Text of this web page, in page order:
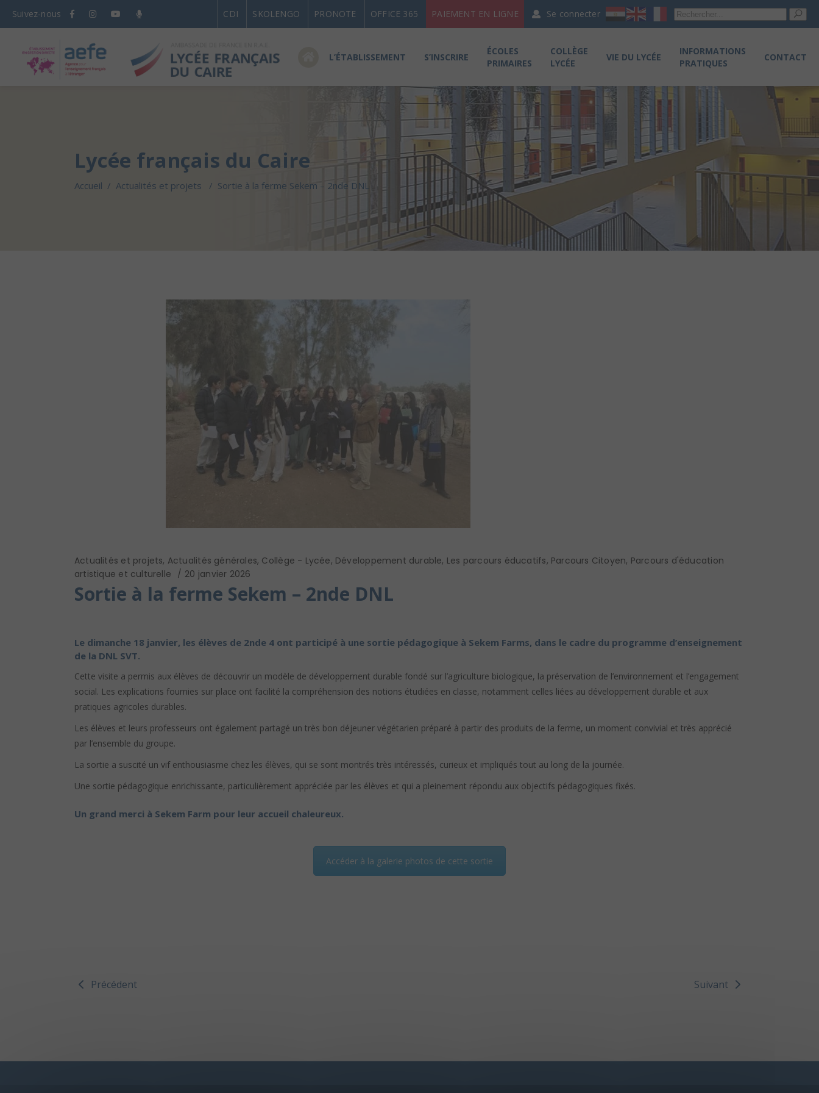
Suivez-nous CDI SKOLENGO PRONOTE OFFICE 365 PAIEMENT EN LIGNE Se connecter
L’ÉTABLISSEMENT S’INSCRIRE
ÉCOLES
PRIMAIRES
COLLÈGE
LYCÉE
VIE DU LYCÉE
INFORMATIONS
PRATIQUES
CONTACT
Lycée français du Caire
Accueil / Actualités et projets / Sortie à la ferme Sekem – 2nde DNL
Actualités et projets, Actualités générales, Collège - Lycée, Développement durable, Les parcours éducatifs, Parcours Citoyen, Parcours d'éducation
artistique et culturelle
20 janvier 2026
Sortie à la ferme Sekem – 2nde DNL
Le dimanche 18 janvier, les élèves de 2nde 4 ont participé à une sortie pédagogique à Sekem Farms, dans le cadre du programme d’enseignement
de la DNL SVT.
Cette visite a permis aux élèves de découvrir un modèle de développement durable fondé sur l’agriculture biologique, la préservation de l’environnement et l’engagement
social. Les explications fournies sur place ont facilité la compréhension des notions étudiées en classe, notamment celles liées au développement durable et aux
pratiques agricoles durables.
Les élèves et leurs professeurs ont également partagé un très bon déjeuner végétarien préparé à partir des produits de la ferme, un moment convivial et très apprécié
par l’ensemble du groupe.
La sortie a suscité un vif enthousiasme chez les élèves, qui se sont montrés très intéressés, curieux et impliqués tout au long de la journée.
Une sortie pédagogique enrichissante, particulièrement appréciée par les élèves et qui a pleinement répondu aux objectifs pédagogiques fixés.
Un grand merci à Sekem Farm pour leur accueil chaleureux.
Accéder à la galerie photos de cette sortie
Précédent Suivant